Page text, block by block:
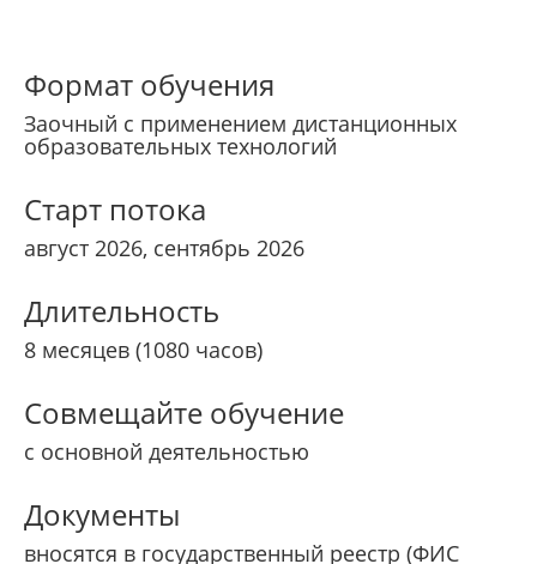
Формат обучения
Заочный с применением дистанционных
образовательных технологий
Старт потока
август 2026, сентябрь 2026
Длительность
8 месяцев (1080 часов)
Совмещайте обучение
с основной деятельностью
Документы
вносятся в государственный реестр (ФИС